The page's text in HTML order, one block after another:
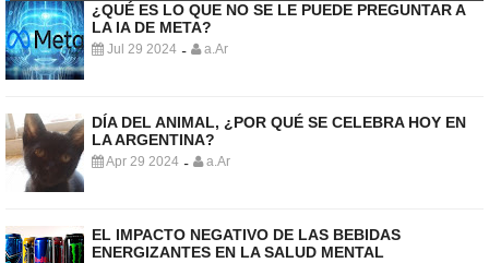
¿QUÉ ES LO QUE NO SE LE PUEDE PREGUNTAR A
LA IA DE META?
Jul 29 2024 - a.Ar
DÍA DEL ANIMAL, ¿POR QUÉ SE CELEBRA HOY EN
LA ARGENTINA?
Apr 29 2024 - a.Ar
EL IMPACTO NEGATIVO DE LAS BEBIDAS
ENERGIZANTES EN LA SALUD MENTAL